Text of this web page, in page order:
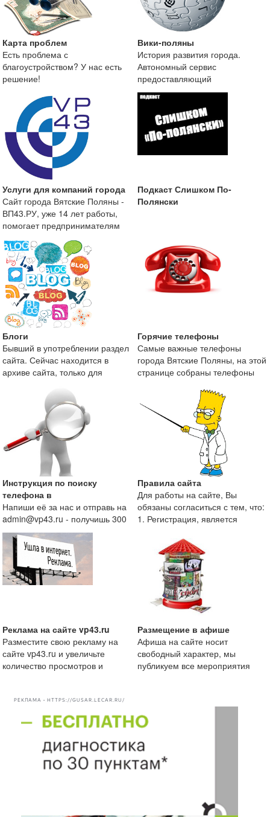
Карта проблем
Есть проблема с
благоустройством? У нас есть
решение!
Вики-поляны
История развития города.
Автономный сервис
предоставляющий
краеведческую информацию о
городе Вятские
Услуги для компаний города
Сайт города Вятские Поляны -
ВП43.РУ, уже 14 лет работы,
помогает предпринимателям
Подкаст Слишком По-
Полянски
Блоги
Бывший в употреблении раздел
сайта. Сейчас находится в
архиве сайта, только для
Горячие телефоны
Самые важные телефоны
города Вятские Поляны, на этой
странице собраны телефоны
Инструкция по поиску
телефона в
Напиши её за нас и отправь на
admin@vp43.ru - получишь 300
рублей.
Правила сайта
Для работы на сайте, Вы
обязаны согласиться с тем, что:
1. Регистрация, является
Реклама на сайте vp43.ru
Разместите свою рекламу на
сайте vp43.ru и увеличьте
количество просмотров и
Размещение в афише
Афиша на сайте носит
свободный характер, мы
публикуем все мероприятия
РЕКЛАМА • HTTPS://GUSAR.LECAR.RU/